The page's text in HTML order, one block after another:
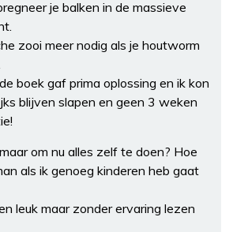
je balken in de massieve
zooi meer nodig als je houtworm
boek gaf prima oplossing en ik kon
blijven slapen en geen 3 weken
om nu alles zelf te doen? Hoe
als ik genoeg kinderen heb gaat
leuk maar zonder ervaring lezen